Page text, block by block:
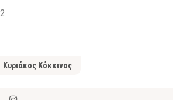
Κυριάκος Κόκκινος